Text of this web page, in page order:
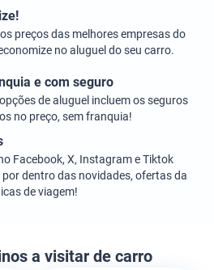
preços das melhores empresas do
no aluguel do seu carro.
e com seguro
de aluguel incluem os seguros
no preço, sem franquia!
Facebook, X, Instagram e Tiktok
dentro das novidades, ofertas da
de viagem!
a visitar de carro